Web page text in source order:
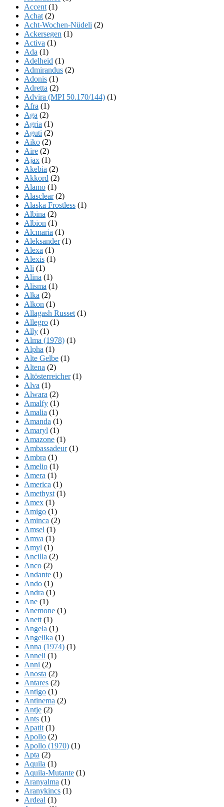
Accent (1)
Achat (2)
Acht-Wochen-Nüdeli (2)
Ackersegen (1)
Activa (1)
Ada (1)
Adelheid (1)
Admirandus (2)
Adonis (1)
Adretta (2)
Advira (MPI 50.170/144) (1)
Afra (1)
Aga (2)
Agria (1)
Aguti (2)
Aiko (2)
Aire (2)
Ajax (1)
Akebia (2)
Akkord (2)
Alamo (1)
Alasclear(2)
Alaska Frostless (1)
Albina (2)
Albion (1)
Alcmaria (1)
Aleksander(1)
Alexa (1)
Alexis (1)
Ali (1)
Alina (1)
Alisma (1)
Alka (2)
Alkon (1)
Allagash Russet (1)
Allegro (1)
Ally (1)
Alma (1978) (1)
Alpha (1)
Alte Gelbe (1)
Altena (2)
Altösterreicher(1)
Alva (1)
Alwara (2)
Amalfy (1)
Amalia (1)
Amanda (1)
Amaryl (1)
Amazone (1)
Ambassadeur(1)
Ambra (1)
Amelio (1)
Amera (1)
America (1)
Amethyst (1)
Amex (1)
Amigo (1)
Aminca (2)
Amsel (1)
Amva (1)
Amyl (1)
Ancilla (2)
Anco (2)
Andante (1)
Ando (1)
Andra (1)
Ane (1)
Anemone (1)
Anett (1)
Angela (1)
Angelika (1)
Anna (1974) (1)
Anneli (1)
Anni (2)
Anosta (2)
Antares (2)
Antigo (1)
Antinema (2)
Antje (2)
Ants (1)
Apatit (1)
Apollo (2)
Apollo (1970) (1)
Apta (2)
Aquila (1)
Aquila-Mutante (1)
Aranyalma (1)
Aranykincs (1)
Ardeal (1)